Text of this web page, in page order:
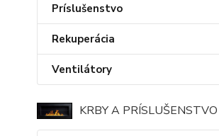
Príslušenstvo
Rekuperácia
Ventilátory
KRBY A PRÍSLUŠENSTVO